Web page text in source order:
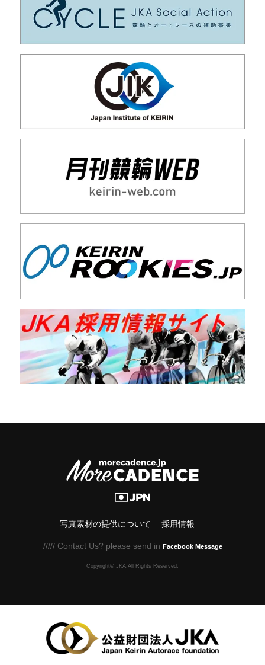
写真素材の提供について 採用情報
///// Contact Us? please send in Facebook Message
Copyright© JKA.All Rights Reserved.